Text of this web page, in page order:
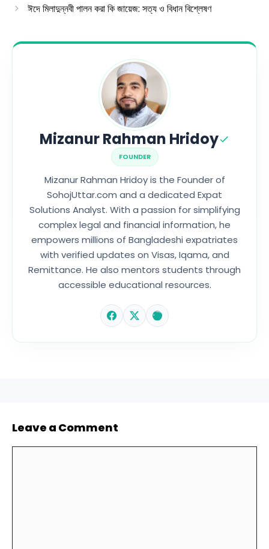
ঈদে মিলাদুন্নবী পালন করা কি জায়েজ: সত্য ও বিধান বিশ্লেষণ
Mizanur Rahman Hridoy
FOUNDER
Mizanur Rahman Hridoy is the Founder of
SohojUttar.com and a dedicated Expat
Solutions Analyst. With a passion for simplifying
complex legal and financial information, he
empowers millions of Bangladeshi expatriates
with verified updates on Visas, Iqama, and
Remittance. He also mentors students through
accessible educational resources.
Leave a Comment